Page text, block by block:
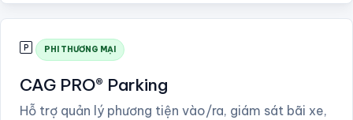
PHI THƯƠNG MẠI
CAG PRO® Parking
Hỗ trợ quản lý phương tiện vào/ra, giám sát bãi xe,